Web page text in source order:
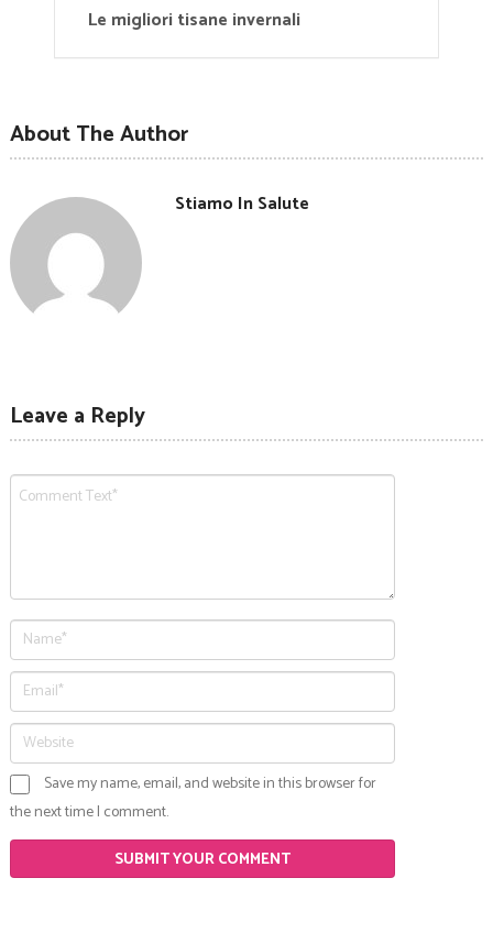
Le migliori tisane invernali
About The Author
Stiamo In Salute
Leave a Reply
Save my name, email, and website in this browser for
the next time I comment.